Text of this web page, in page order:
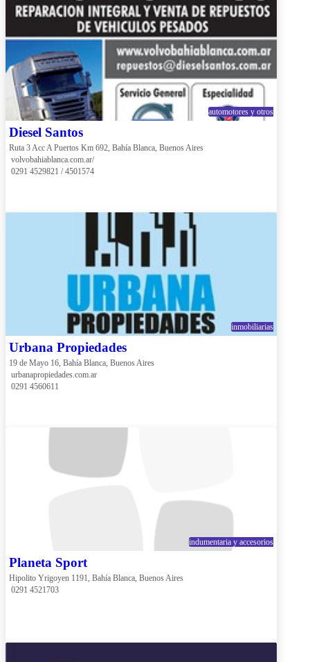
automotores y otros
Diesel Santos
Ruta 3 Acc A Puertos Km 692, Bahía Blanca, Buenos Aires
volvobahiablanca.com.ar/
0291 4529821 / 4501574
inmobiliarias
Urbana Propiedades
19 de Mayo 16, Bahía Blanca, Buenos Aires
urbanapropiedades.com.ar
0291 4560611
indumentaria y accesorios
Planeta Sport
Hipolito Yrigoyen 1191, Bahía Blanca, Buenos Aires
0291 4521703